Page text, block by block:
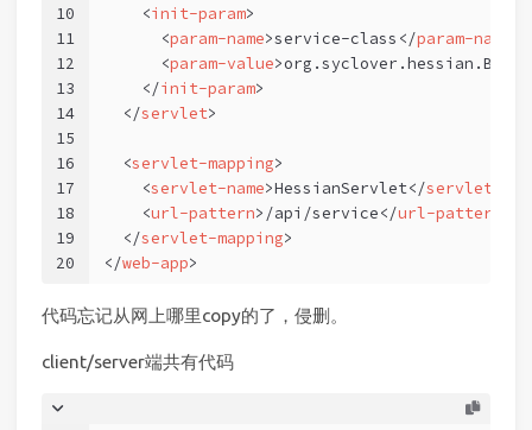
10
11
12
13
14
15
16
17
18
19
20
<init-param>
<param-name>service-class </param-name
<param-value>
</init-param>
</servlet>
<servlet-mapping>
<servlet-name>HessianServlet</servlet-
<url-pattern> /api/service</url-pattern
</servlet-mapping>
</web-app>
代码忘记从网上哪里copy的了，侵删。
client/server端共有代码